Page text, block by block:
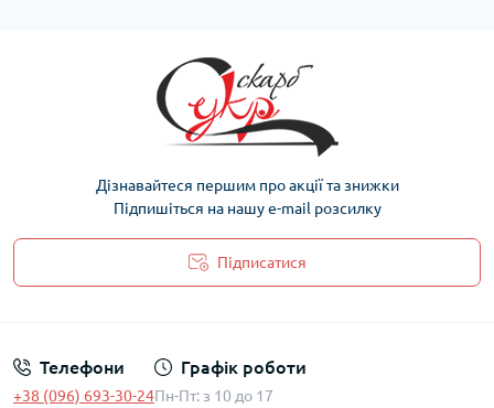
Дізнавайтеся першим про акції та знижки
Підпишіться на нашу e-mail розсилку
Підписатися
Телефони
+38 (096) 693-30-24
Графік роботи
Пн-Пт: з 10 до 17